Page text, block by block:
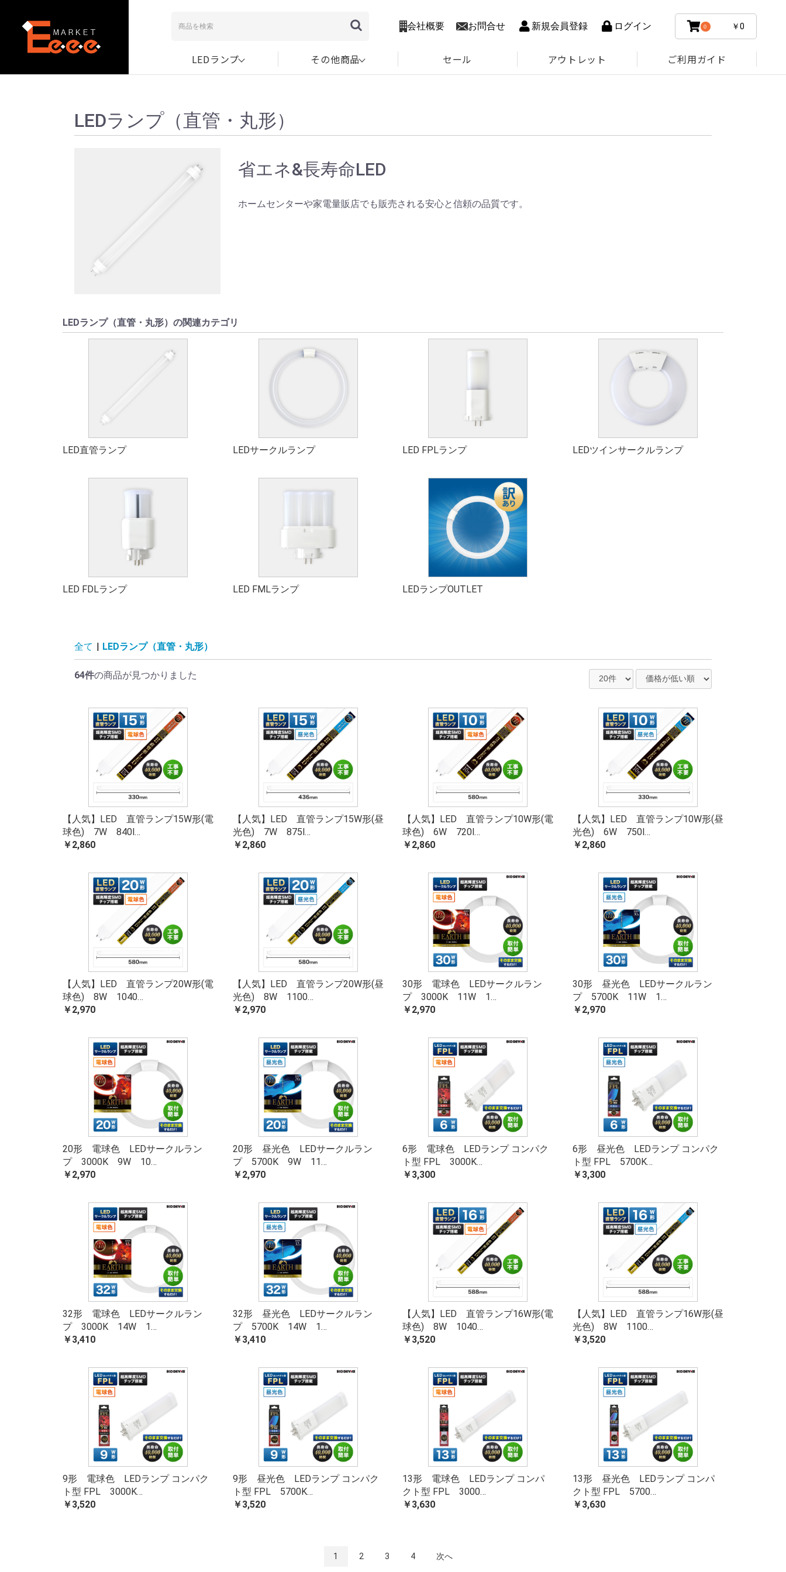
会社概要 お問合せ 新規会員登録 ログイン 0 ￥0
LEDランプ その他商品 セール アウトレット ご利用ガイド
LEDランプ（直管・丸形）
省エネ&長寿命LED
ホームセンターや家電量販店でも販売される安心と信頼の品質です。
LEDランプ（直管・丸形）の関連カテゴリ
LED直管ランプ LEDサークルランプ LED FPLランプ LEDツインサークルランプ
LED FDLランプ LED FMLランプ LEDランプOUTLET
全て LEDランプ（直管・丸形）
64件の商品が見つかりました
【人気】LED 直管ランプ15W形(電
球色) 7W 840l…
￥2,860
【人気】LED 直管ランプ15W形(昼
光色) 7W 875l…
￥2,860
【人気】LED 直管ランプ10W形(電
球色) 6W 720l…
￥2,860
【人気】LED 直管ランプ10W形(昼
光色) 6W 750l…
￥2,860
【人気】LED 直管ランプ20W形(電
球色) 8W 1040…
￥2,970
【人気】LED 直管ランプ20W形(昼
光色) 8W 1100…
￥2,970
30形 電球色 LEDサークルラン
プ 3000K 11W 1…
￥2,970
30形 昼光色 LEDサークルラン
プ 5700K 11W 1…
￥2,970
20形 電球色 LEDサークルラン
プ 3000K 9W 10…
￥2,970
20形 昼光色 LEDサークルラン
プ 5700K 9W 11…
￥2,970
6形 電球色 LEDランプ コンパク
ト型 FPL 3000K…
￥3,300
6形 昼光色 LEDランプ コンパク
ト型 FPL 5700K…
￥3,300
32形 電球色 LEDサークルラン
プ 3000K 14W 1…
￥3,410
32形 昼光色 LEDサークルラン
プ 5700K 14W 1…
￥3,410
【人気】LED 直管ランプ16W形(電
球色) 8W 1040…
￥3,520
【人気】LED 直管ランプ16W形(昼
光色) 8W 1100…
￥3,520
9形 電球色 LEDランプ コンパク
ト型 FPL 3000K…
￥3,520
9形 昼光色 LEDランプ コンパク
ト型 FPL 5700K…
￥3,520
13形 電球色 LEDランプ コンパ
クト型 FPL 3000…
￥3,630
13形 昼光色 LEDランプ コンパ
クト型 FPL 5700…
￥3,630
お買い物を続ける カートへ進む
1 2 3 4 次へ